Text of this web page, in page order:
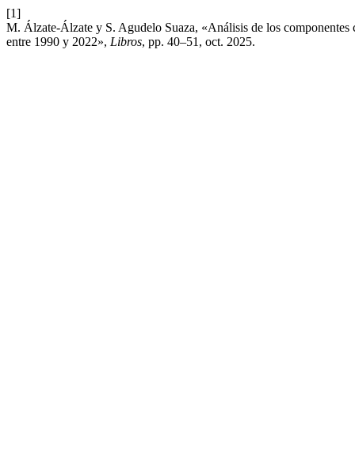
[1]
M. Álzate-Álzate y S. Agudelo Suaza, «Análisis de los
entre 1990 y 2022», Libros, pp. 40–51, oct. 2025.